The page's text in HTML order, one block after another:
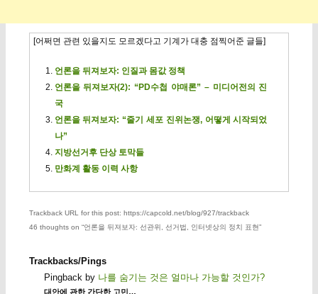
[어쩌면 관련 있을지도 모르겠다고 기계가 대충 점찍어준 글들]
언론을 뒤져보자: 인질과 몸값 정책
언론을 뒤져보자(2): “PD수첩 야매론” – 미디어전의 진
국
언론을 뒤져보자: “줄기 세포 진위논쟁, 어떻게 시작되었
나”
지방선거후 단상 토막들
만화계 활동 이력 사항
Trackback URL for this post: https://capcold.net/blog/927/trackback
46 thoughts on “언론을 뒤져보자: 선관위, 선거법, 인터넷상의 정치 표현”
Trackbacks/Pings
Pingback by 나를 숨기는 것은 얼마나 가능할 것인가?
대안에 관한 간단한 고민…